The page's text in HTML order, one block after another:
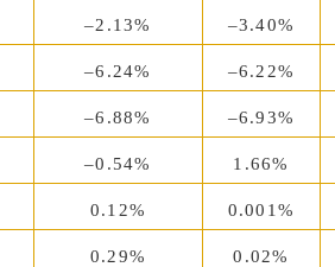
–2.13% –3.40%
–6.24% –6.22%
–6.88% –6.93%
–0.54% 1.66%
0.12% 0.001%
0.29% 0.02%